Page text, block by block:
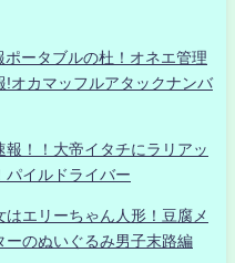
ータブルの杜！オネエ管理
!オカマッフルアタックナンバ
！！大帝イタチにラリアッ
パイルドライバー
エリーちゃん人形！豆腐メ
ーのぬいぐるみ男子末路編